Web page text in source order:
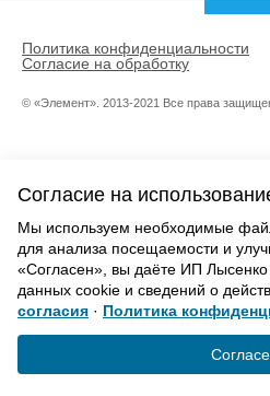
Jordan выпускает не только
благодаря баскетболисту
высококачественную обувь
ДЕТЕЙ
Спортстиль - то, что по душе
в любом возрасте.
стопе необходимы удобные
подвижны, их стопа
материал и амортизация
повышенный комфорт во
Фирменные кроссы отлично
Политика конфиденциальности
Согласие на обработку
© «Элемент». 2013-2021 Все права
Согласие на
Мы используем необходимые
для анализа посещаемости и
«Согласен», вы даёте ИП
данных cookie и сведений о
согласия · Политика